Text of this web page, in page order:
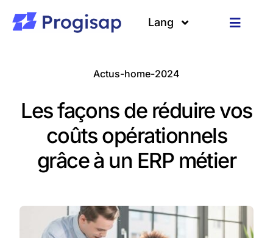
contenu
Toggle
Ressources
Lang
Actus-home-2024
Les façons de réduire vos
coûts opérationnels
grâce à un ERP métier